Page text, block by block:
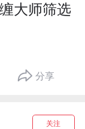
大师筛选
分享
关注